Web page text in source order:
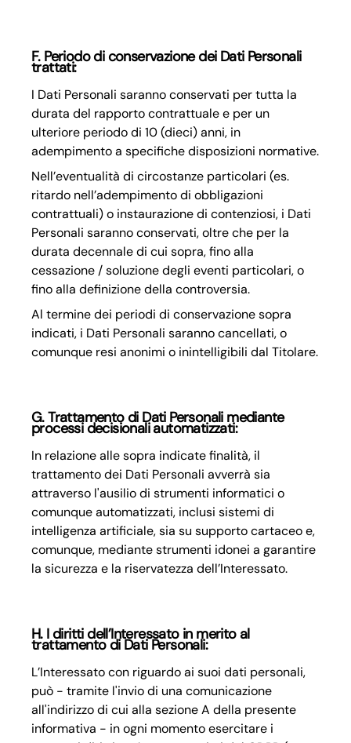
F. Periodo di conservazione dei Dati Personali
trattati:
I Dati Personali saranno conservati per tutta la
durata del rapporto contrattuale e per un
ulteriore periodo di 10 (dieci) anni, in
adempimento a specifiche disposizioni normative.
Nell’eventualità di circostanze particolari (es.
ritardo nell’adempimento di obbligazioni
contrattuali) o instaurazione di contenziosi, i Dati
Personali saranno conservati, oltre che per la
durata decennale di cui sopra, fino alla
cessazione / soluzione degli eventi particolari, o
fino alla definizione della controversia.
Al termine dei periodi di conservazione sopra
indicati, i Dati Personali saranno cancellati, o
comunque resi anonimi o inintelligibili dal Titolare.
G. Trattamento di Dati Personali mediante
processi decisionali automatizzati:
In relazione alle sopra indicate finalità, il
trattamento dei Dati Personali avverrà sia
attraverso l'ausilio di strumenti informatici o
comunque automatizzati, inclusi sistemi di
intelligenza artificiale, sia su supporto cartaceo e,
comunque, mediante strumenti idonei a garantire
la sicurezza e la riservatezza dell’Interessato.
H. I diritti dell’Interessato in merito al
trattamento di Dati Personali:
L’Interessato con riguardo ai suoi dati personali,
può - tramite l'invio di una comunicazione
all'indirizzo di cui alla sezione A della presente
informativa - in ogni momento esercitare i